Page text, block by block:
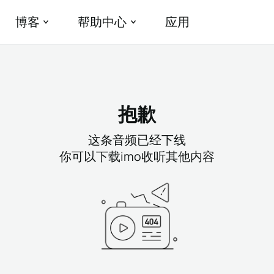
博客 帮助中心 应用
抱歉
这条音频已经下线
你可以下载imo收听其他内容